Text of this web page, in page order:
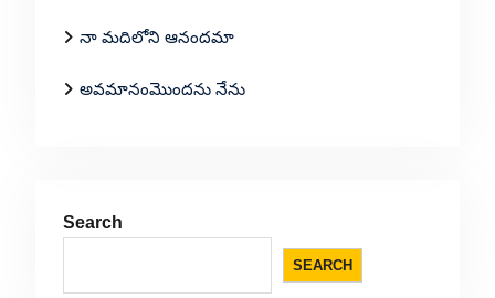
నా మదిలోని ఆనందమా
అవమానంమొందను నేను
Search
SEARCH